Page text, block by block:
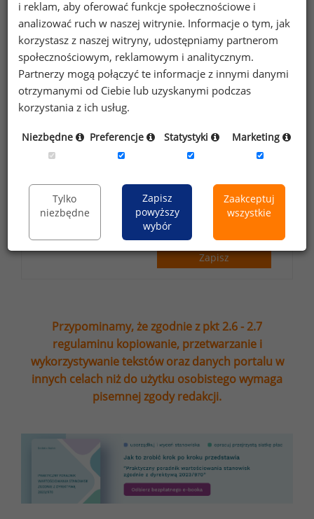
Wyrażam zgodę na przetwarzanie moich
danych osobowych zawartych w
formularzu przez Sedlak&Sedlak sp. z o.o.
sp. k. w celu otrzymywania bezpłatnego
newsletter’a portalu wynagrodzenia.pl.
Wyrażam zgodę na przesyłanie na podany
informacji marketingowych. Oświadczam,
że zapoznałem się z treścią
informacji na
temat przetwarzania.
Zapisz
Przypominamy, że zgodnie z pkt 2.6 - 2.7
regulaminu kopiowanie, przetwarzanie i
wykorzystywanie tekstów oraz danych portalu w
innych celach niż do użytku osobistego wymaga
pisemnej zgody redakcji.
i reklam, aby oferować funkcje społecznościowe i
analizować ruch w naszej witrynie. Informacje o tym, jak
korzystasz z naszej witryny, udostępniamy partnerom
społecznościowym, reklamowym i analitycznym.
Partnerzy mogą połączyć te informacje z innymi danymi
otrzymanymi od Ciebie lub uzyskanymi podczas
korzystania z ich usług.
Niezbędne Preferencje Statystyki Marketing
Tylko
niezbędne
Zapisz
powyższy
wybór
Zaakceptuj
wszystkie